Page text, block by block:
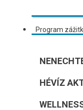
Program
HÉVÍZ